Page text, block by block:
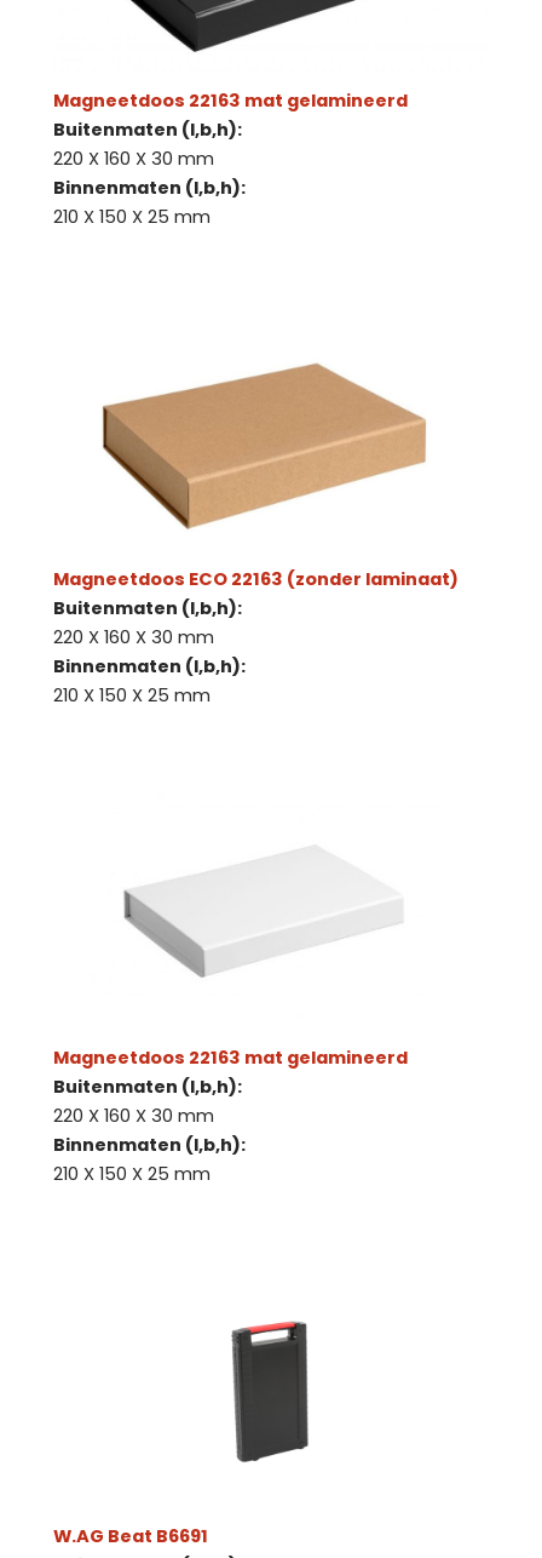
Magneetdoos 22163 mat gelamineerd
Buitenmaten (l,b,h):
220 X 160 X 30 mm
Binnenmaten (l,b,h):
210 X 150 X 25 mm
Magneetdoos ECO 22163 (zonder laminaat)
Buitenmaten (l,b,h):
220 X 160 X 30 mm
Binnenmaten (l,b,h):
210 X 150 X 25 mm
Magneetdoos 22163 mat gelamineerd
Buitenmaten (l,b,h):
220 X 160 X 30 mm
Binnenmaten (l,b,h):
210 X 150 X 25 mm
W.AG Beat B6691